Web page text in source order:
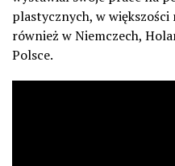
plastycznych, w
również w Niemczech,
Polsce.